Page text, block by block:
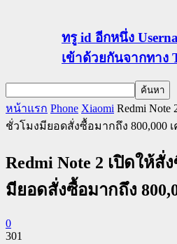
ทรู id อีกหนึ่ง
เข้าด้วยกันจากทาง
หน้าแรก Phone Xiaomi Redmi Note
ชั่วโมงมียอดสั่งซื้อมากถึง 800,000 เ
Redmi Note 2 เปิดให้สั่
มียอดสั่งซื้อมากถึง
0
301